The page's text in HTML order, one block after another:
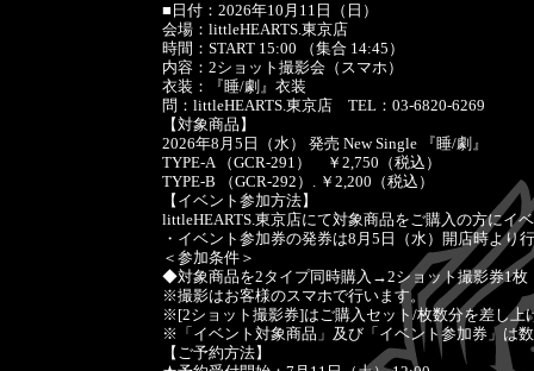
■日付：2026年10月11日（日）
会場：littleHEARTS.東京店
時間：START 15:00 （集合 14:45）
内容：2ショット撮影会（スマホ）
衣装：『睡/劇』衣装
問：littleHEARTS.東京店 TEL：03-6820-6269
【対象商品】
2026年8月5日（水） 発売 New Single 『睡/劇』
TYPE-A （GCR-291） ￥2,750（税込）
TYPE-B （GCR-292）. ￥2,200（税込）
【イベント参加方法】
littleHEARTS.東京店にて対象商品をご購入の方にイ
・イベント参加券の発券は8月5日（水）開店時より
＜参加条件＞
◆対象商品を2タイプ同時購入→2ショット撮影券1枚
※撮影はお客様のスマホで行います。
※[2ショット撮影券]はご購入セット/枚数分を差し上
※「イベント対象商品」及び「イベント参加券」は
【ご予約方法】